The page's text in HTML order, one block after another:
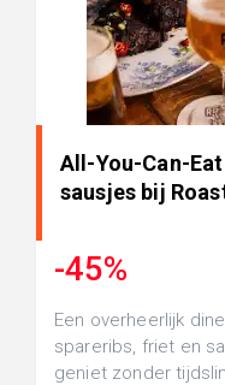
All-You-Can-
sausjes bij
-45%
Een overheerlijk
spareribs, friet en
geniet zonder